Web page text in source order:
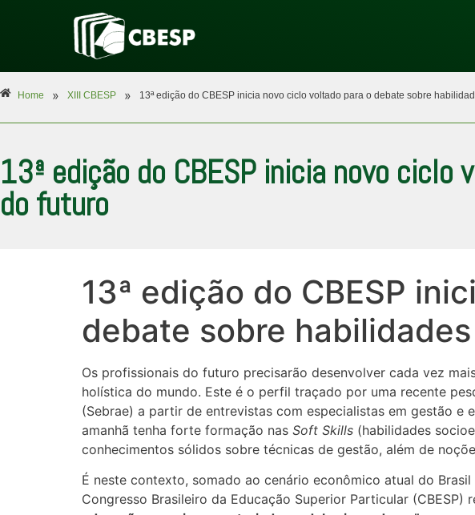
Home » XIII CBESP » 13ª edição do CBESP inicia novo ciclo voltado para o debate sobre
13ª edição do CBESP inicia novo
do futuro
13ª edição do CBESP
debate sobre
Os profissionais do futuro precisarão desenvolver cada vez
holística do mundo. Este é o perfil traçado por uma recente
(Sebrae) a partir de entrevistas com especialistas em gestão e
amanhã tenha forte formação nas Soft Skills (habilidades
conhecimentos sólidos sobre técnicas de gestão, além de
É neste contexto, somado ao cenário econômico atual do
Congresso Brasileiro da Educação Superior Particular